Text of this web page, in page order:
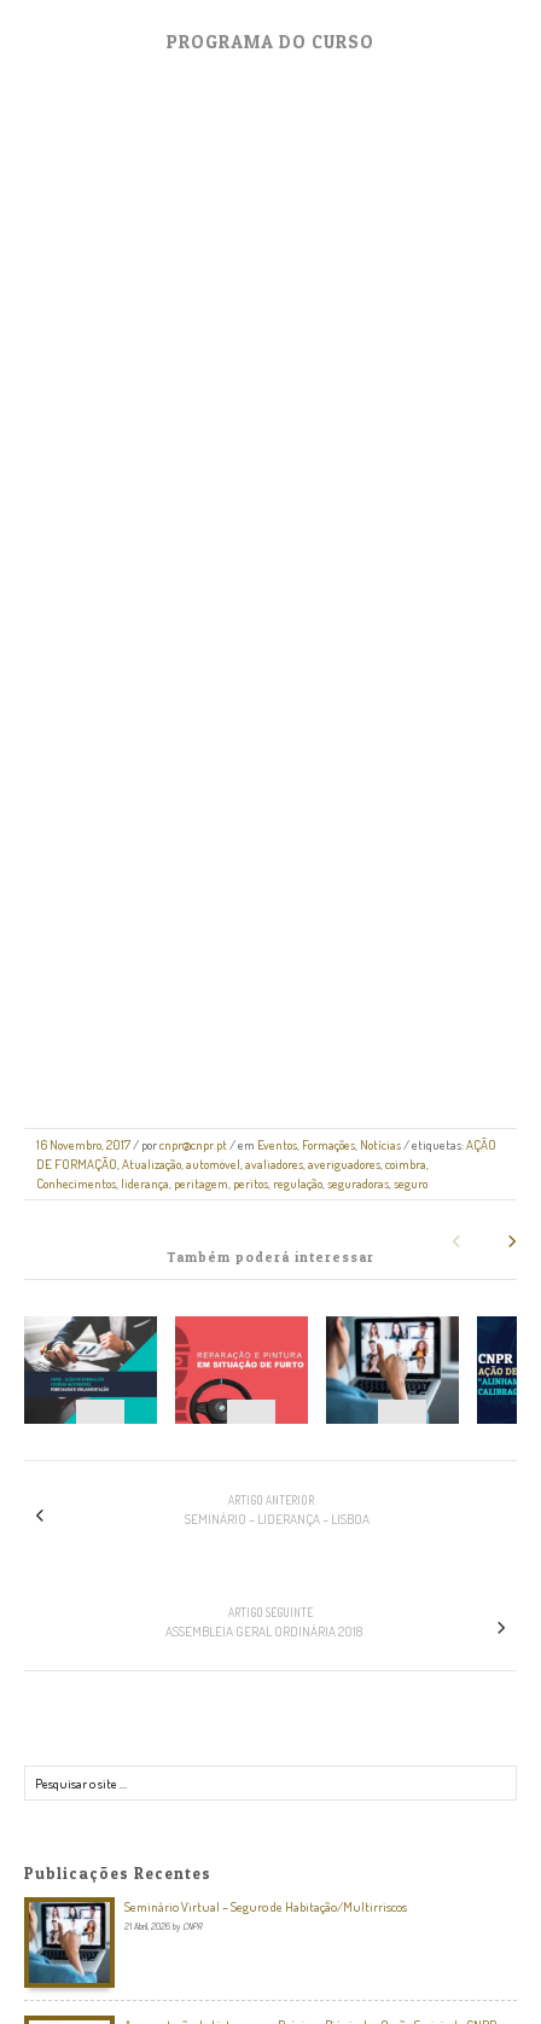
PROGRAMA DO CURSO
16 Novembro, 2017 / porcnpr@cnpr.pt / em Eventos Formações Notícias / etiquetas:AÇÃO
DE FORMAÇÃO Atualização automóvel avaliadores averiguadores coimbra
Conhecimentos liderança peritagem peritos regulação seguradoras seguro
Também poderá interessar
ARTIGO ANTERIOR
SEMINÁRIO – LIDERANÇA – LISBOA
ARTIGO SEGUINTE
ASSEMBLEIA GERAL ORDINÁRIA 2018
Publicações Recentes
Seminário Virtual – Seguro de Habitação/Multirriscos
21 Abril, 2026 by CNPR